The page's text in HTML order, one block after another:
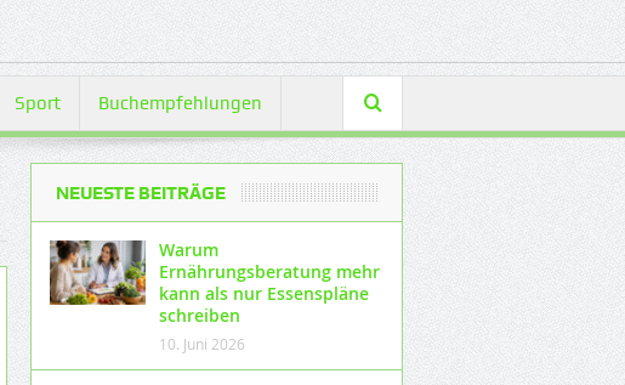
Sport Buchempfehlungen
NEUESTE BEITRÄGE
Warum
Ernährungsberatung mehr
kann als nur Essenspläne
schreiben
10. Juni 2026